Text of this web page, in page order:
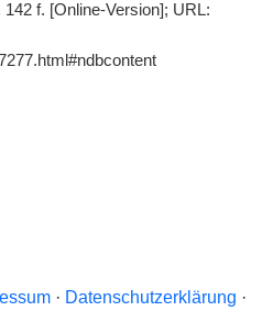
f. [Online-Version]; URL:
· Datenschutzerklärung ·